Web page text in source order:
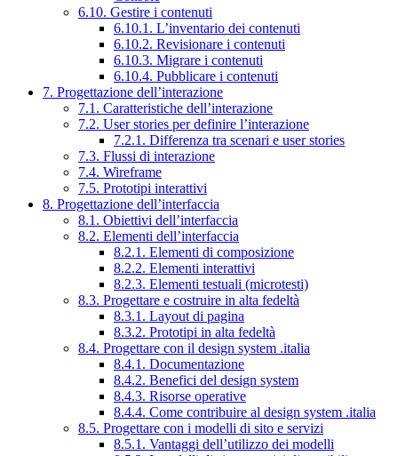
6.10. Gestire i contenuti
6.10.1. L’inventario dei contenuti
6.10.2. Revisionare i contenuti
6.10.3. Migrare i contenuti
6.10.4. Pubblicare i contenuti
7. Progettazione dell’interazione
7.1. Caratteristiche dell’interazione
7.2. User stories per definire l’interazione
7.2.1. Differenza tra scenari e user stories
7.3. Flussi di interazione
7.4. Wireframe
7.5. Prototipi interattivi
8. Progettazione dell’interfaccia
8.1. Obiettivi dell’interfaccia
8.2. Elementi dell’interfaccia
8.2.1. Elementi di composizione
8.2.2. Elementi interattivi
8.2.3. Elementi testuali (microtesti)
8.3. Progettare e costruire in alta fedeltà
8.3.1. Layout di pagina
8.3.2. Prototipi in alta fedeltà
8.4. Progettare con il design system .italia
8.4.1. Documentazione
8.4.2. Benefici del design system
8.4.3. Risorse operative
8.4.4. Come contribuire al design system .italia
8.5. Progettare con i modelli di sito e servizi
8.5.1. Vantaggi dell’utilizzo dei modelli